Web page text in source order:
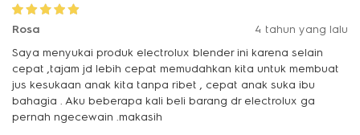
Rosa
4 tahun yang lalu
Saya menyukai produk electrolux blender ini karena selain
cepat ,tajam jd lebih cepat memudahkan kita untuk membuat
jus kesukaan anak kita tanpa ribet , cepat anak suka ibu
bahagia . Aku beberapa kali beli barang dr electrolux ga
pernah ngecewain .makasih